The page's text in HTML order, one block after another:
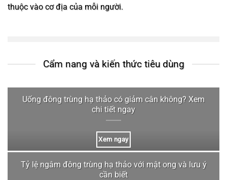
thuộc vào cơ địa của mỗi người.
Cẩm nang và kiến thức tiêu dùng
Uống đông trùng hạ thảo có giảm cân không? Xem
chi tiết ngay
Xem ngay
Tỷ lệ ngâm đông trùng hạ thảo với mật ong và lưu ý
cần biết